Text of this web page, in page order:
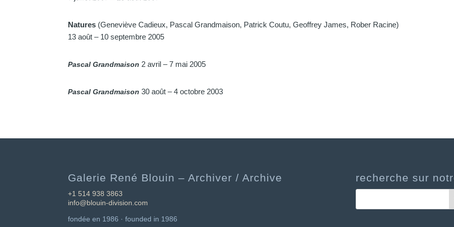
Natures (Geneviève Cadieux, Pascal Grandmaison, Patrick Coutu, Geoffrey James, Rober Racine)
13 août – 10 septembre 2005
Pascal Grandmaison 2 avril – 7 mai 2005
Pascal Grandmaison 30 août – 4 octobre 2003
Galerie René Blouin – Archiver / Archive
+1 514 938 3863
info@blouin-division.com
fondée en 1986 · founded in 1986
recherche sur